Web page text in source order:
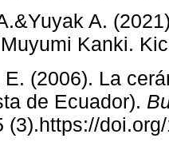
A.
Kanki.
E. (2006). La
de Ecuador).
(3).https://